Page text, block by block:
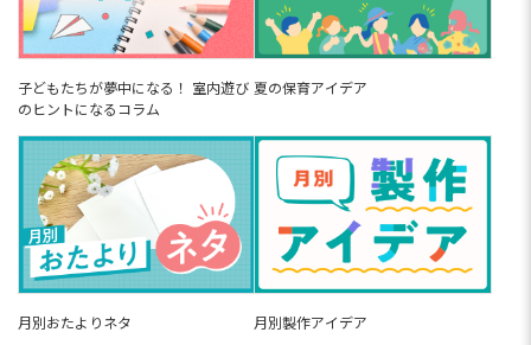
子どもたちが夢中になる！ 室内遊び
のヒントになるコラム
夏の保育アイデア
月別おたよりネタ 月別製作アイデア